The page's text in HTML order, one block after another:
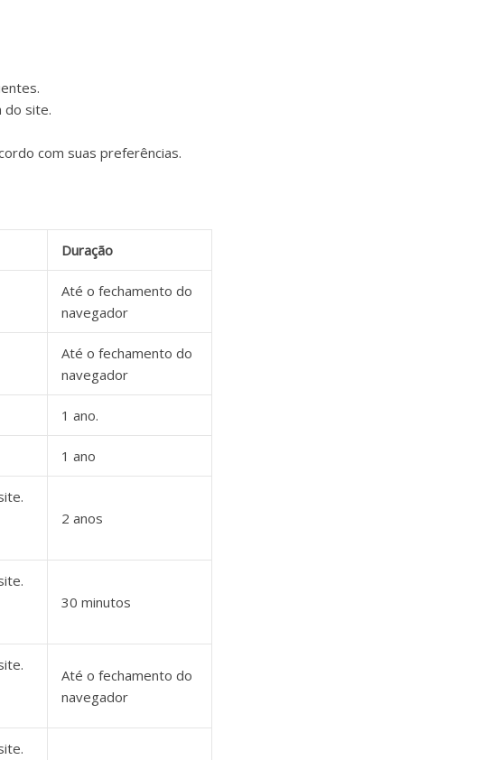
do site.
com suas preferências.
Duração
Até o fechamento do
navegador
Até o fechamento do
navegador
1 ano.
1 ano
2 anos
30 minutos
Até o fechamento do
navegador